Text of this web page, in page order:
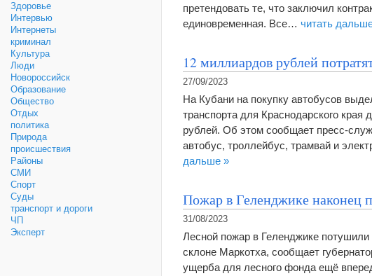
Здоровье
Интервью
Интернеты
криминал
Культура
Люди
Новороссийск
Образование
Общество
Отдых
политика
Природа
происшествия
Районы
СМИ
Спорт
Суды
транспорт и дороги
ЧП
Эксперт
претендовать те, что заключил
единовременная. Все… читать
12 миллиардов рублей
27/09/2023
На Кубани на покупку автобусов
транспорта для Краснодарского
рублей. Об этом сообщает пресс-
автобус, троллейбус, трамвай и
дальше »
Пожар в Геленджике наконец
31/08/2023
Лесной пожар в Геленджике
склоне Маркотха, сообщает
ущерба для лесного фонда ещё